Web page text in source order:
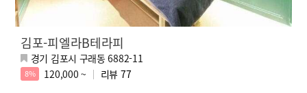
김포-피엘라B테라피
경기 김포시 구래동 6882-11
8% 120,000 ~ 리뷰 77